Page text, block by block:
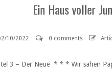
Ein Haus voller
10/2022 0 comments
3 – Der Neue * * * Wir sahen